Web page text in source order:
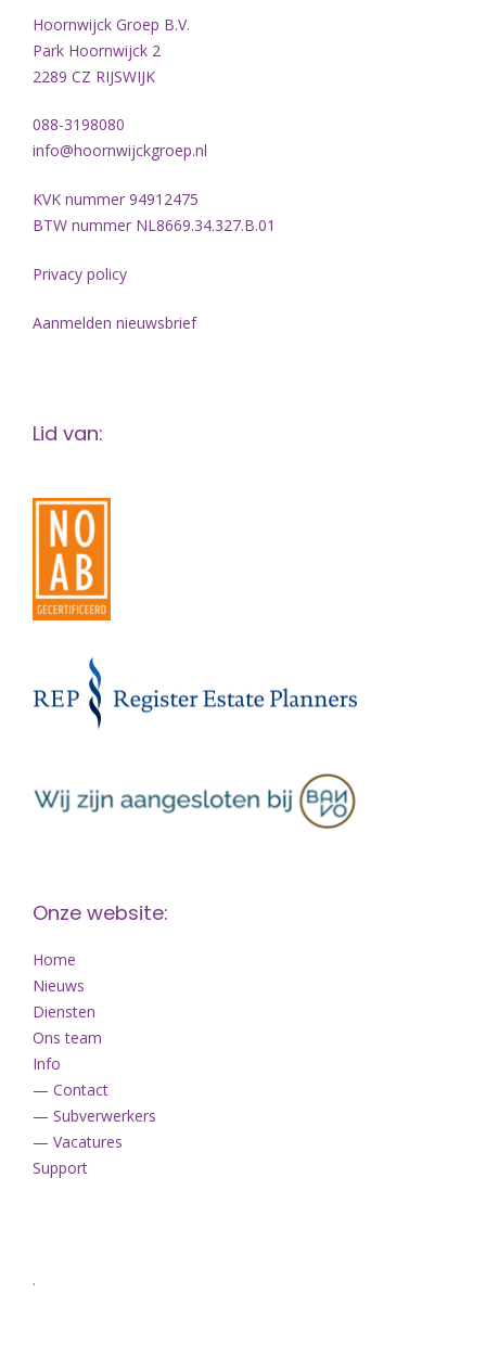
Hoornwijck Groep B.V.
Park Hoornwijck 2
2289 CZ RIJSWIJK
088-3198080
info@hoornwijckgroep.nl
KVK nummer 94912475
BTW nummer NL8669.34.327.B.01
Privacy policy
Aanmelden nieuwsbrief
Lid van:
Onze website:
Home
Nieuws
Diensten
Ons team
Info
— Contact
— Subverwerkers
— Vacatures
Support
.